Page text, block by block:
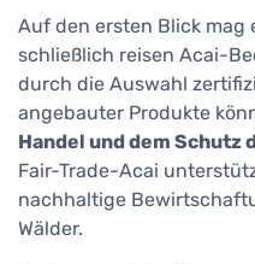
Auf den ersten Blick mag
schließlich reisen Acai-
durch die Auswahl
angebauter Produkte
Handel und dem Schutz
Fair-Trade-Acai
nachhaltige
Wälder.